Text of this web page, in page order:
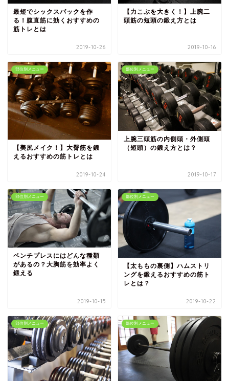
最短でシックスパックを作
る！腹直筋に効くおすすめの
筋トレとは
2019-10-26
【力こぶを大きく！】上腕二
頭筋の短頭の鍛え方とは
2019-10-16
部位別メニュー
【美尻メイク！】大臀筋を鍛
えるおすすめの筋トレとは
2019-10-24
部位別メニュー
上腕三頭筋の内側頭・外側頭
（短頭）の鍛え方とは？
2019-10-17
部位別メニュー
ベンチプレスにはどんな種類
があるの？大胸筋を効率よく
鍛える
2019-10-15
部位別メニュー
【太ももの裏側】ハムストリ
ングを鍛えるおすすめの筋ト
レとは？
2019-10-22
部位別メニュー 部位別メニュー